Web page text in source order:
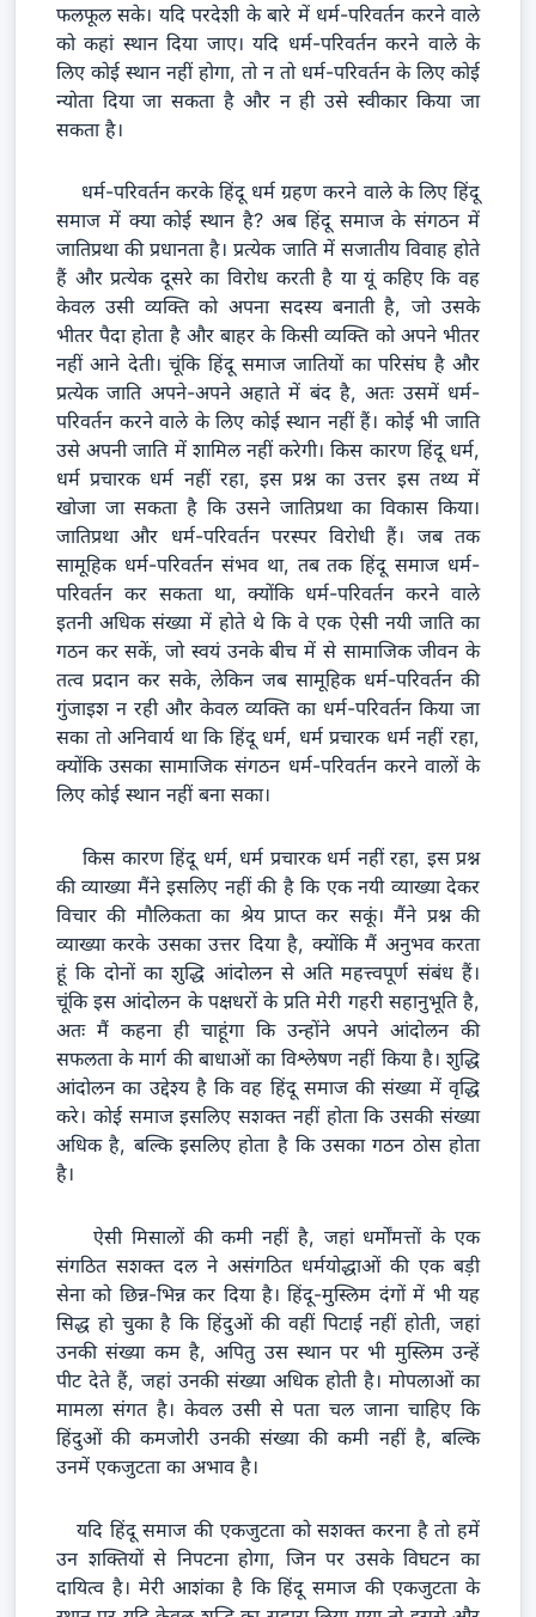
फलफूल सके। यदि परदेशी के बारे में धर्म-परिवर्तन करने वाले
को कहां स्थान दिया जाए। यदि धर्म-परिवर्तन करने वाले के
लिए कोई स्थान नहीं होगा, तो न तो धर्म-परिवर्तन के लिए कोई
न्योता दिया जा सकता है और न ही उसे स्वीकार किया जा
सकता है।
धर्म-परिवर्तन करके हिंदू धर्म ग्रहण करने वाले के लिए हिंदू
समाज में क्या कोई स्थान है? अब हिंदू समाज के संगठन में
जातिप्रथा की प्रधानता है। प्रत्येक जाति में सजातीय विवाह होते
हैं और प्रत्येक दूसरे का विरोध करती है या यूं कहिए कि वह
केवल उसी व्यक्ति को अपना सदस्य बनाती है, जो उसके
भीतर पैदा होता है और बाहर के किसी व्यक्ति को अपने भीतर
नहीं आने देती। चूंकि हिंदू समाज जातियों का परिसंघ है और
प्रत्येक जाति अपने-अपने अहाते में बंद है, अतः उसमें धर्म-
परिवर्तन करने वाले के लिए कोई स्थान नहीं हैं। कोई भी जाति
उसे अपनी जाति में शामिल नहीं करेगी। किस कारण हिंदू धर्म,
धर्म प्रचारक धर्म नहीं रहा, इस प्रश्न का उत्तर इस तथ्य में
खोजा जा सकता है कि उसने जातिप्रथा का विकास किया।
जातिप्रथा और धर्म-परिवर्तन परस्पर विरोधी हैं। जब तक
सामूहिक धर्म-परिवर्तन संभव था, तब तक हिंदू समाज धर्म-
परिवर्तन कर सकता था, क्योंकि धर्म-परिवर्तन करने वाले
इतनी अधिक संख्या में होते थे कि वे एक ऐसी नयी जाति का
गठन कर सकें, जो स्वयं उनके बीच में से सामाजिक जीवन के
तत्व प्रदान कर सके, लेकिन जब सामूहिक धर्म-परिवर्तन की
गुंजाइश न रही और केवल व्यक्ति का धर्म-परिवर्तन किया जा
सका तो अनिवार्य था कि हिंदू धर्म, धर्म प्रचारक धर्म नहीं रहा,
क्योंकि उसका सामाजिक संगठन धर्म-परिवर्तन करने वालों के
लिए कोई स्थान नहीं बना सका।
किस कारण हिंदू धर्म, धर्म प्रचारक धर्म नहीं रहा, इस प्रश्न
की व्याख्या मैंने इसलिए नहीं की है कि एक नयी व्याख्या देकर
विचार की मौलिकता का श्रेय प्राप्त कर सकूं। मैंने प्रश्न की
व्याख्या करके उसका उत्तर दिया है, क्योंकि मैं अनुभव करता
हूं कि दोनों का शुद्धि आंदोलन से अति महत्त्वपूर्ण संबंध हैं।
चूंकि इस आंदोलन के पक्षधरों के प्रति मेरी गहरी सहानुभूति है,
अतः मैं कहना ही चाहूंगा कि उन्होंने अपने आंदोलन की
सफलता के मार्ग की बाधाओं का विश्लेषण नहीं किया है। शुद्धि
आंदोलन का उद्देश्य है कि वह हिंदू समाज की संख्या में वृद्धि
करे। कोई समाज इसलिए सशक्त नहीं होता कि उसकी संख्या
अधिक है, बल्कि इसलिए होता है कि उसका गठन ठोस होता
है।
ऐसी मिसालों की कमी नहीं है, जहां धर्मोंमत्तों के एक
संगठित सशक्त दल ने असंगठित धर्मयोद्धाओं की एक बड़ी
सेना को छिन्न-भिन्न कर दिया है। हिंदू-मुस्लिम दंगों में भी यह
सिद्ध हो चुका है कि हिंदुओं की वहीं पिटाई नहीं होती, जहां
उनकी संख्या कम है, अपितु उस स्थान पर भी मुस्लिम उन्हें
पीट देते हैं, जहां उनकी संख्या अधिक होती है। मोपलाओं का
मामला संगत है। केवल उसी से पता चल जाना चाहिए कि
हिंदुओं की कमजोरी उनकी संख्या की कमी नहीं है, बल्कि
उनमें एकजुटता का अभाव है।
यदि हिंदू समाज की एकजुटता को सशक्त करना है तो हमें
उन शक्तियों से निपटना होगा, जिन पर उसके विघटन का
दायित्व है। मेरी आशंका है कि हिंदू समाज की एकजुटता के